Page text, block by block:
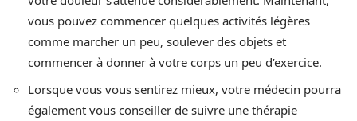
vous pouvez commencer quelques activités légères
comme marcher un peu, soulever des objets et
commencer à donner à votre corps un peu d’exercice.
Lorsque vous vous sentirez mieux, votre médecin pourra
également vous conseiller de suivre une thérapie